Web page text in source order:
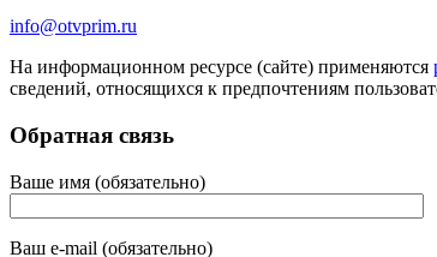
info@otvprim.ru
На информационном ресурсе (сайте) применяются
сведений, относящихся к предпочтениям
Обратная связь
Ваше имя (обязательно)
Ваш e-mail (обязательно)